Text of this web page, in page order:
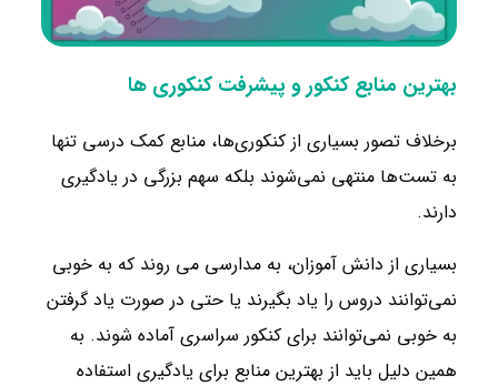
بهترین منابع کنکور و پیشرفت کنکوری ها
برخلاف تصور بسیاری از کنکوری‌ها، منابع کمک درسی تنها
به تست‌ها منتهی نمی‌شوند بلکه سهم بزرگی در یادگیری
دارند.
بسیاری از دانش آموزان، به مدارسی می روند که به خوبی
نمی‌توانند دروس را یاد بگیرند یا حتی در صورت یاد گرفتن
به خوبی نمی‌توانند برای کنکور سراسری آماده شوند. به
همین دلیل باید از بهترین منابع برای یادگیری استفاده